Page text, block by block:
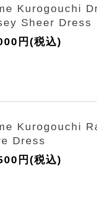
Kurogouchi
Sheer Dress
円(税込)
Kurogouchi
Dress
円(税込)